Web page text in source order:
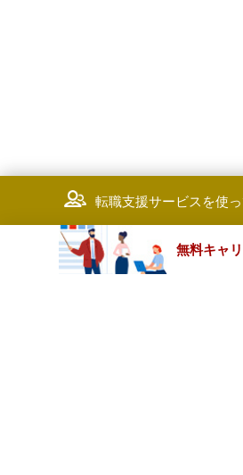
転職支援サービスを使っ
無料キャ